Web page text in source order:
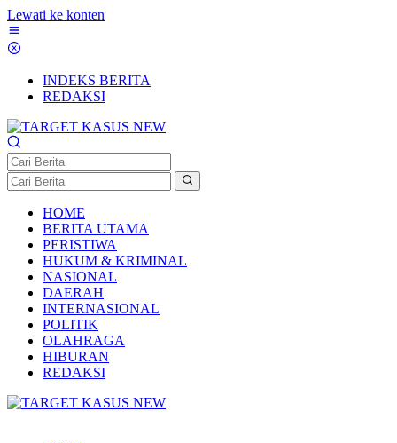
Lewati ke konten
INDEKS BERITA
REDAKSI
HOME
BERITA UTAMA
PERISTIWA
HUKUM & KRIMINAL
NASIONAL
DAERAH
INTERNASIONAL
POLITIK
OLAHRAGA
HIBURAN
REDAKSI